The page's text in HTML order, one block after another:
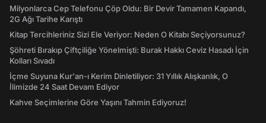
Milyonlarca Cep Telefonu Çöp Oldu: Bir Devir Tamamen Kapandı,
2G Ağı Tarihe Karıştı
Kitap Tercihleriniz Sizi Ele Veriyor: Neden O Kitabı Seçiyorsunuz?
Şöhreti Bırakıp Çiftçiliğe Yönelmişti: Burak Hakkı Ceviz Hasadı İçin
Kolları Sıvadı
İçme Suyuna Kur'an-ı Kerim Dinletiliyor: 31 Yıllık Alışkanlık, O
İlimizde 24 Saat Devam Ediyor
Kahve Seçimlerine Göre Yaşını Tahmin Ediyoruz!